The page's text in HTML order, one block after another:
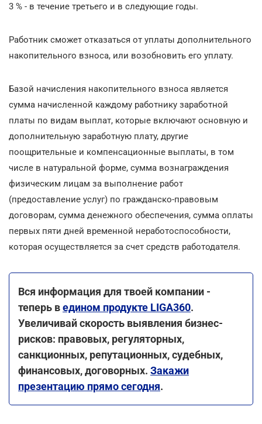
3 % - в течение третьего и в следующие годы.
Работник сможет отказаться от уплаты дополнительного
накопительного взноса, или возобновить его уплату.
Базой начисления накопительного взноса является
сумма начисленной каждому работнику заработной
платы по видам выплат, которые включают основную и
дополнительную заработную плату, другие
поощрительные и компенсационные выплаты, в том
числе в натуральной форме, сумма вознаграждения
физическим лицам за выполнение работ
(предоставление услуг) по гражданско-правовым
договорам, сумма денежного обеспечения, сумма оплаты
первых пяти дней временной неработоспособности,
которая осуществляется за счет средств работодателя.
Вся информация для твоей компании -
теперь ведином продукте LIGA360.
Увеличивай скорость выявления бизнес-
рисков: правовых, регуляторных,
санкционных, репутационных, судебных,
финансовых, договорных. Закажи
презентацию прямо сегодня.